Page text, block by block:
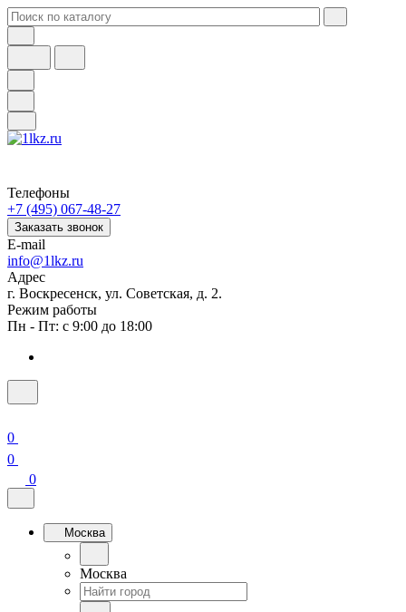
Телефоны
+7 (495) 067-48-27
Заказать звонок
E-mail
info@1lkz.ru
Адрес
г. Воскресенск, ул. Советская, д. 2.
Режим работы
Пн - Пт: с 9:00 до 18:00
0
0
0
Москва
Москва